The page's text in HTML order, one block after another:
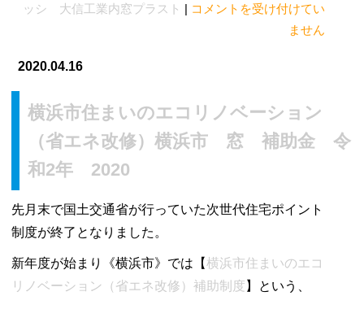
ッシ 大信工業内窓プラスト
大
窓
プ
施
に
よ
コメントを受け付けてい
ません
2020.04.16
横浜市住まいのエコリノベーション
（省エネ改修）横浜市 窓 補助金 令
和2年 2020
先月末で国土交通省が行っていた次世代住宅ポイント
制度が終了となりました。
新年度が始まり《横浜市》では【横浜市住まいのエコ
リノベーション（省エネ改修）補助制度 】という、